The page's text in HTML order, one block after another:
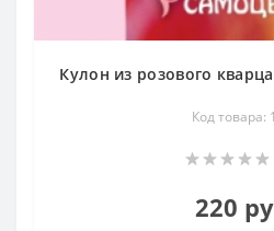
Кулон из розового
Код товара:
220